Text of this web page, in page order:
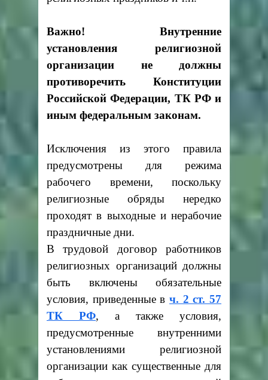
Важно! Внутренние
установления религиозной
организации не должны
противоречить Конституции
Российской Федерации, ТК РФ и
иным федеральным законам.
Исключения из этого правила
предусмотрены для режима
рабочего времени, поскольку
религиозные обряды нередко
проходят в выходные и нерабочие
праздничные дни.
В трудовой договор работников
религиозных организаций должны
быть включены обязательные
условия, приведенные в ч. 2 ст. 57
ТК РФ, а также условия,
предусмотренные внутренними
установлениями религиозной
организации как существенные для